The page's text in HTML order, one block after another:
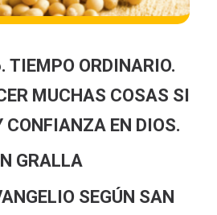
TIEMPO ORDINARIO.
MUCHAS COSAS SI
CONFIANZA EN DIOS.
GRALLA
SEGÚN SAN